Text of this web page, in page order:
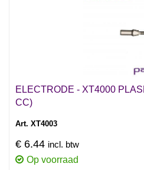
ELECTRODE - XT4000
CC)
Art. XT4003
€ 6.44 incl. btw
Op voorraad